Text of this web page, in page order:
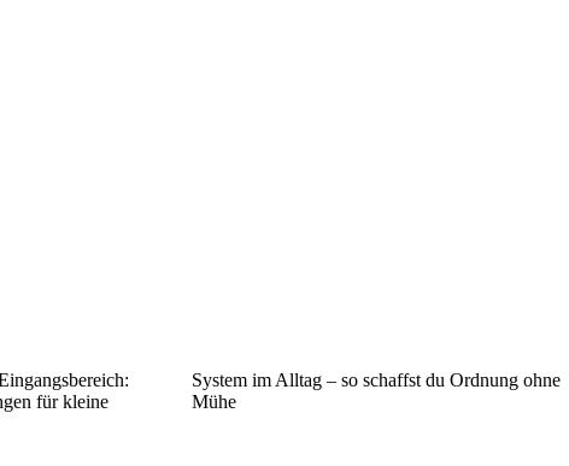
für kleine
System im Alltag – so schaffst du Ordnung ohne
Mühe